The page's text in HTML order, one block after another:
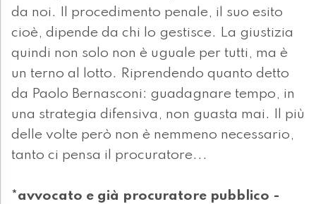
da noi. Il procedimento penale, il suo esito
cioè, dipende da chi lo gestisce. La giustizia
quindi non solo non è uguale per tutti, ma è
un terno al lotto. Riprendendo quanto detto
da Paolo Bernasconi: guadagnare tempo, in
una strategia difensiva, non guasta mai. Il più
delle volte però non è nemmeno necessario,
tanto ci pensa il procuratore...
*avvocato e già procuratore pubblico -